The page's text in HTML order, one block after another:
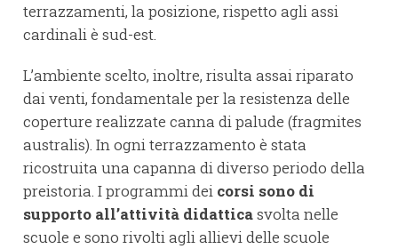
terrazzamenti, la posizione, rispetto agli assi
cardinali è sud-est.
L’ambiente scelto, inoltre, risulta assai riparato
dai venti, fondamentale per la resistenza delle
coperture realizzate canna di palude (fragmites
australis). In ogni terrazzamento è stata
ricostruita una capanna di diverso periodo della
preistoria. I programmi dei corsi sono di
supporto all’attività didatticasvolta nelle
scuole e sono rivolti agli allievi delle scuole